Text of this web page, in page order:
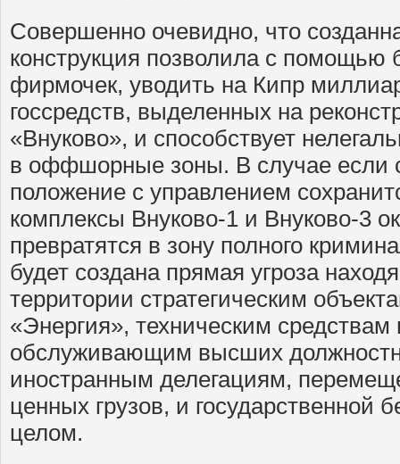
Совершенно очевидно, что
конструкция позволила с
фирмочек, уводить на Кипр
госсредств, выделенных на
«Внуково», и способствует
в оффшорные зоны. В случае если
положение с управлением
комплексы Внуково-1 и Внуково-3
превратятся в зону полного
будет создана прямая угроза
территории стратегическим
«Энергия», техническим средствам
обслуживающим высших
иностранным делегациям,
ценных грузов, и государственной
целом.